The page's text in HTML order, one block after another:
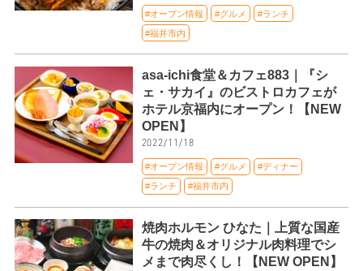
#オープン情報 #グルメ #ランチ
#福井市内
asa-ichi食堂＆カフェ883｜『シ
ェ・サカイ』のビストロカフェが
ホテル京福内にオープン！【NEW
OPEN】
2022/11/18
#オープン情報 #グルメ #ディナー
#ランチ #福井市内
焼肉ホルモン ひなた｜上質な国産
牛の焼肉＆オリジナル肉料理でシ
メまで肉尽くし！【NEW OPEN】